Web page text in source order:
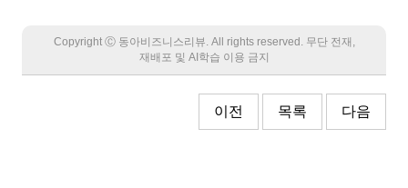
Copyright Ⓒ 동아비즈니스리뷰. All rights reserved. 무단 전재,
재배포 및 AI학습 이용 금지
이전 목록 다음